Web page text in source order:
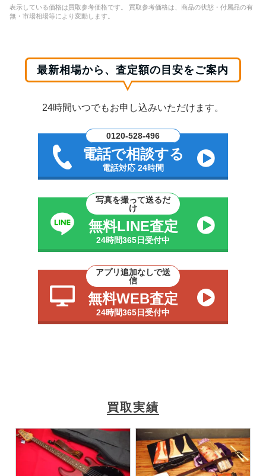
表示している価格は買取参考価格です。 買取参考価格は、商品の状態・付属品の有
無・市場相場等により変動します。
最新相場から、査定額の目安をご案内
24時間いつでもお申し込みいただけます。
0120-528-496
電話で相談する
電話対応 24時間
写真を撮って送るだ
け
無料LINE査定
24時間365日受付中
アプリ追加なしで送
信
無料WEB査定
24時間365日受付中
買取実績